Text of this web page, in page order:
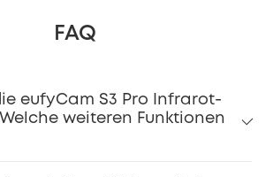
FAQ
eufyCam S3 Pro Infrarot-
weiteren Funktionen